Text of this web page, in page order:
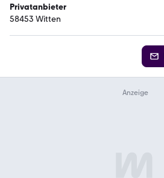
Privatanbieter
58453 Witten